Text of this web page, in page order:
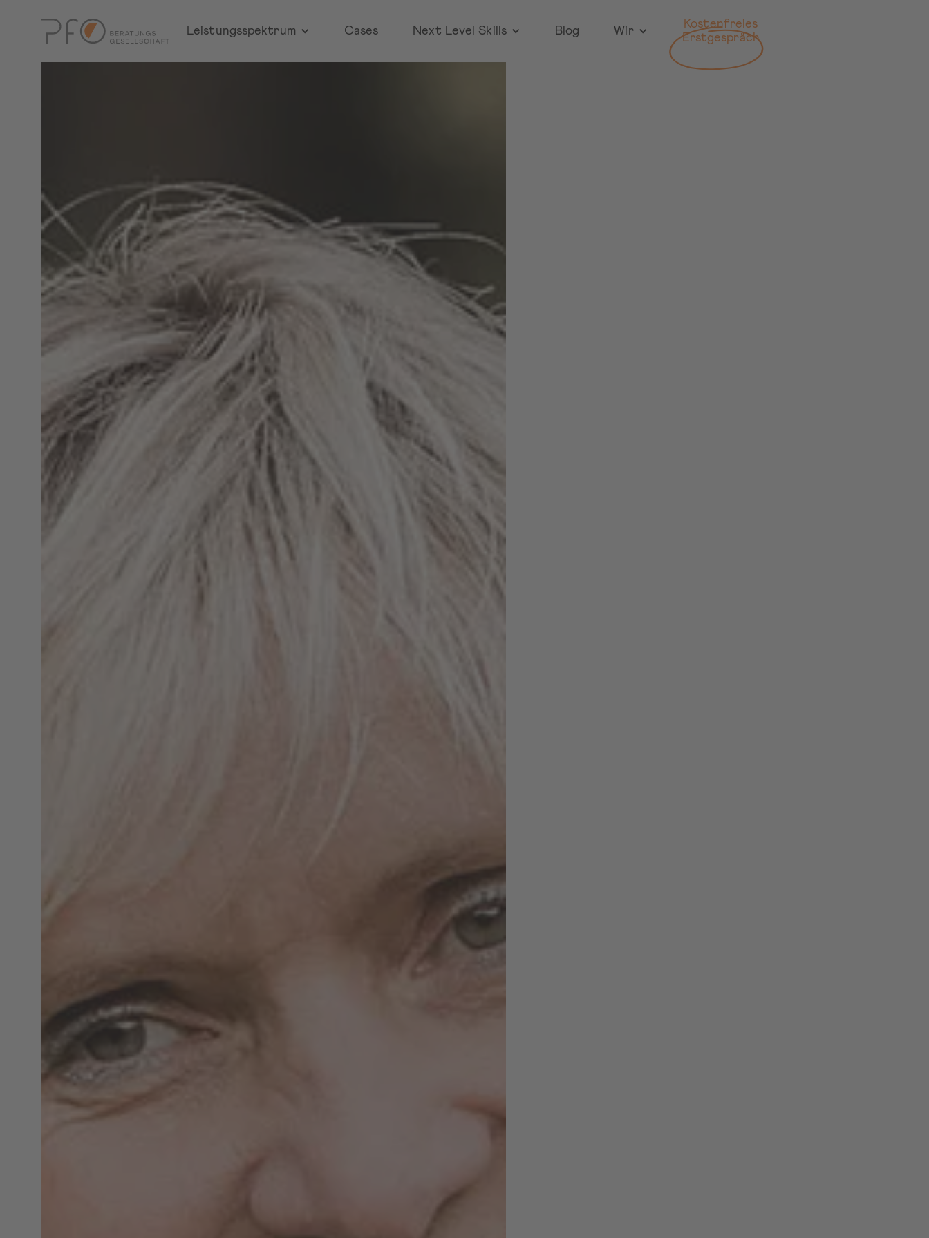
Carmen Windisch
Leistungsspektrum Cases Next Level Skills Blog Wir
Kostenfreies
Erstgespräch